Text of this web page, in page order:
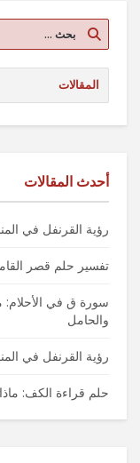
أحدث المقالات
رؤية القرنفل في
تفسير حلم قصر
سورة ق في الأحلام:
والحامل
رؤية القرنفل في
حلم قراءة الكف: